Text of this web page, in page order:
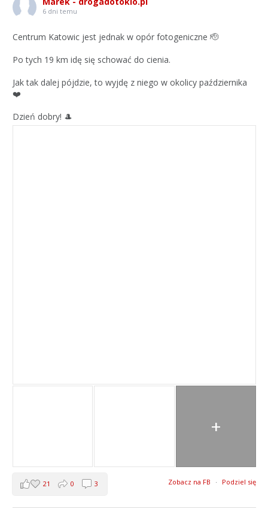
6 dni temu
Centrum Katowic jest jednak w opór fotogeniczne 🫡
Po tych 19 km idę się schować do cienia.
Jak tak dalej pójdzie, to wyjdę z niego w okolicy października
❤️
Dzień dobry! 🎩
+
Zobacz na FB · Podziel się
21 0 3